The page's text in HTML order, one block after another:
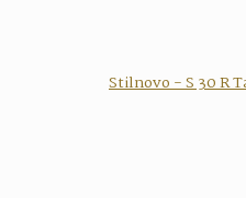
Stilnovo - S 30 R